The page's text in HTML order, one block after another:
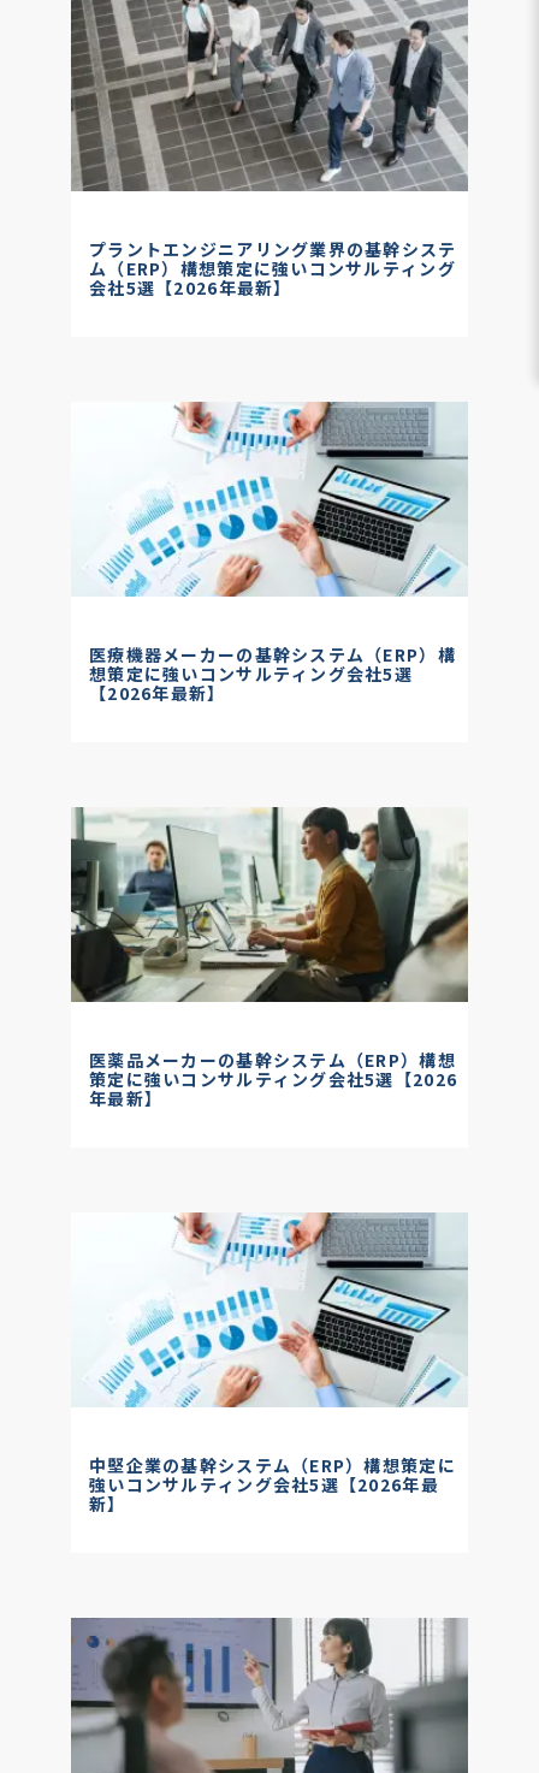
プラントエンジニアリング業界の基幹システ
ム（ERP）構想策定に強いコンサルティング
会社5選【2026年最新】
医療機器メーカーの基幹システム（ERP）構
想策定に強いコンサルティング会社5選
【2026年最新】
医薬品メーカーの基幹システム（ERP）構想
策定に強いコンサルティング会社5選【2026
年最新】
中堅企業の基幹システム（ERP）構想策定に
強いコンサルティング会社5選【2026年最
新】